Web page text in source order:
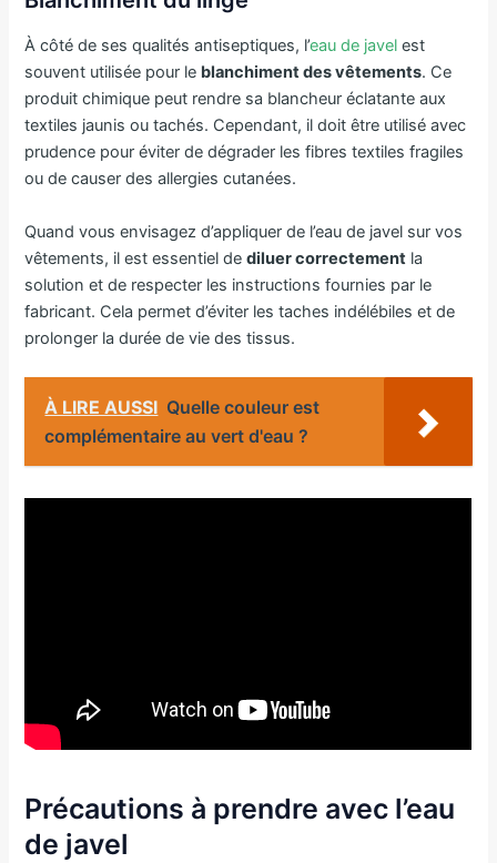
À côté de ses qualités antiseptiques, l’eau de javel est
souvent utilisée pour le blanchiment des vêtements. Ce
produit chimique peut rendre sa blancheur éclatante aux
textiles jaunis ou tachés. Cependant, il doit être utilisé avec
prudence pour éviter de dégrader les fibres textiles fragiles
ou de causer des allergies cutanées.
Quand vous envisagez d’appliquer de l’eau de javel sur vos
vêtements, il est essentiel dediluer correctement la
solution et de respecter les instructions fournies par le
fabricant. Cela permet d’éviter les taches indélébiles et de
prolonger la durée de vie des tissus.
À LIRE AUSSI Quelle couleur est
complémentaire au vert d'eau ?
Précautions à prendre avec l’eau
de javel